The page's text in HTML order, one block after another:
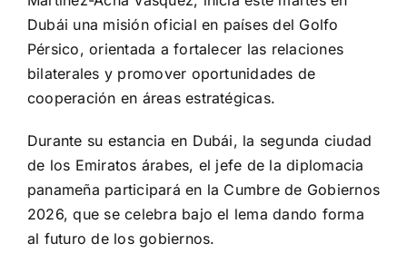
Dubái una misión oficial en países del Golfo
Pérsico, orientada a fortalecer las relaciones
bilaterales y promover oportunidades de
cooperación en áreas estratégicas.
Durante su estancia en Dubái, la segunda ciudad
de los Emiratos árabes, el jefe de la diplomacia
panameña participará en la Cumbre de Gobiernos
2026, que se celebra bajo el lema dando forma
al futuro de los gobiernos.